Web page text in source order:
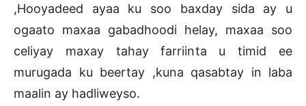
,Hooyadeed ayaa ku soo baxday sida ay u
ogaato maxaa gabadhoodi helay, maxaa soo
celiyay maxay tahay farriinta u timid ee
murugada ku beertay ,kuna qasabtay in laba
maalin ay hadliweyso.